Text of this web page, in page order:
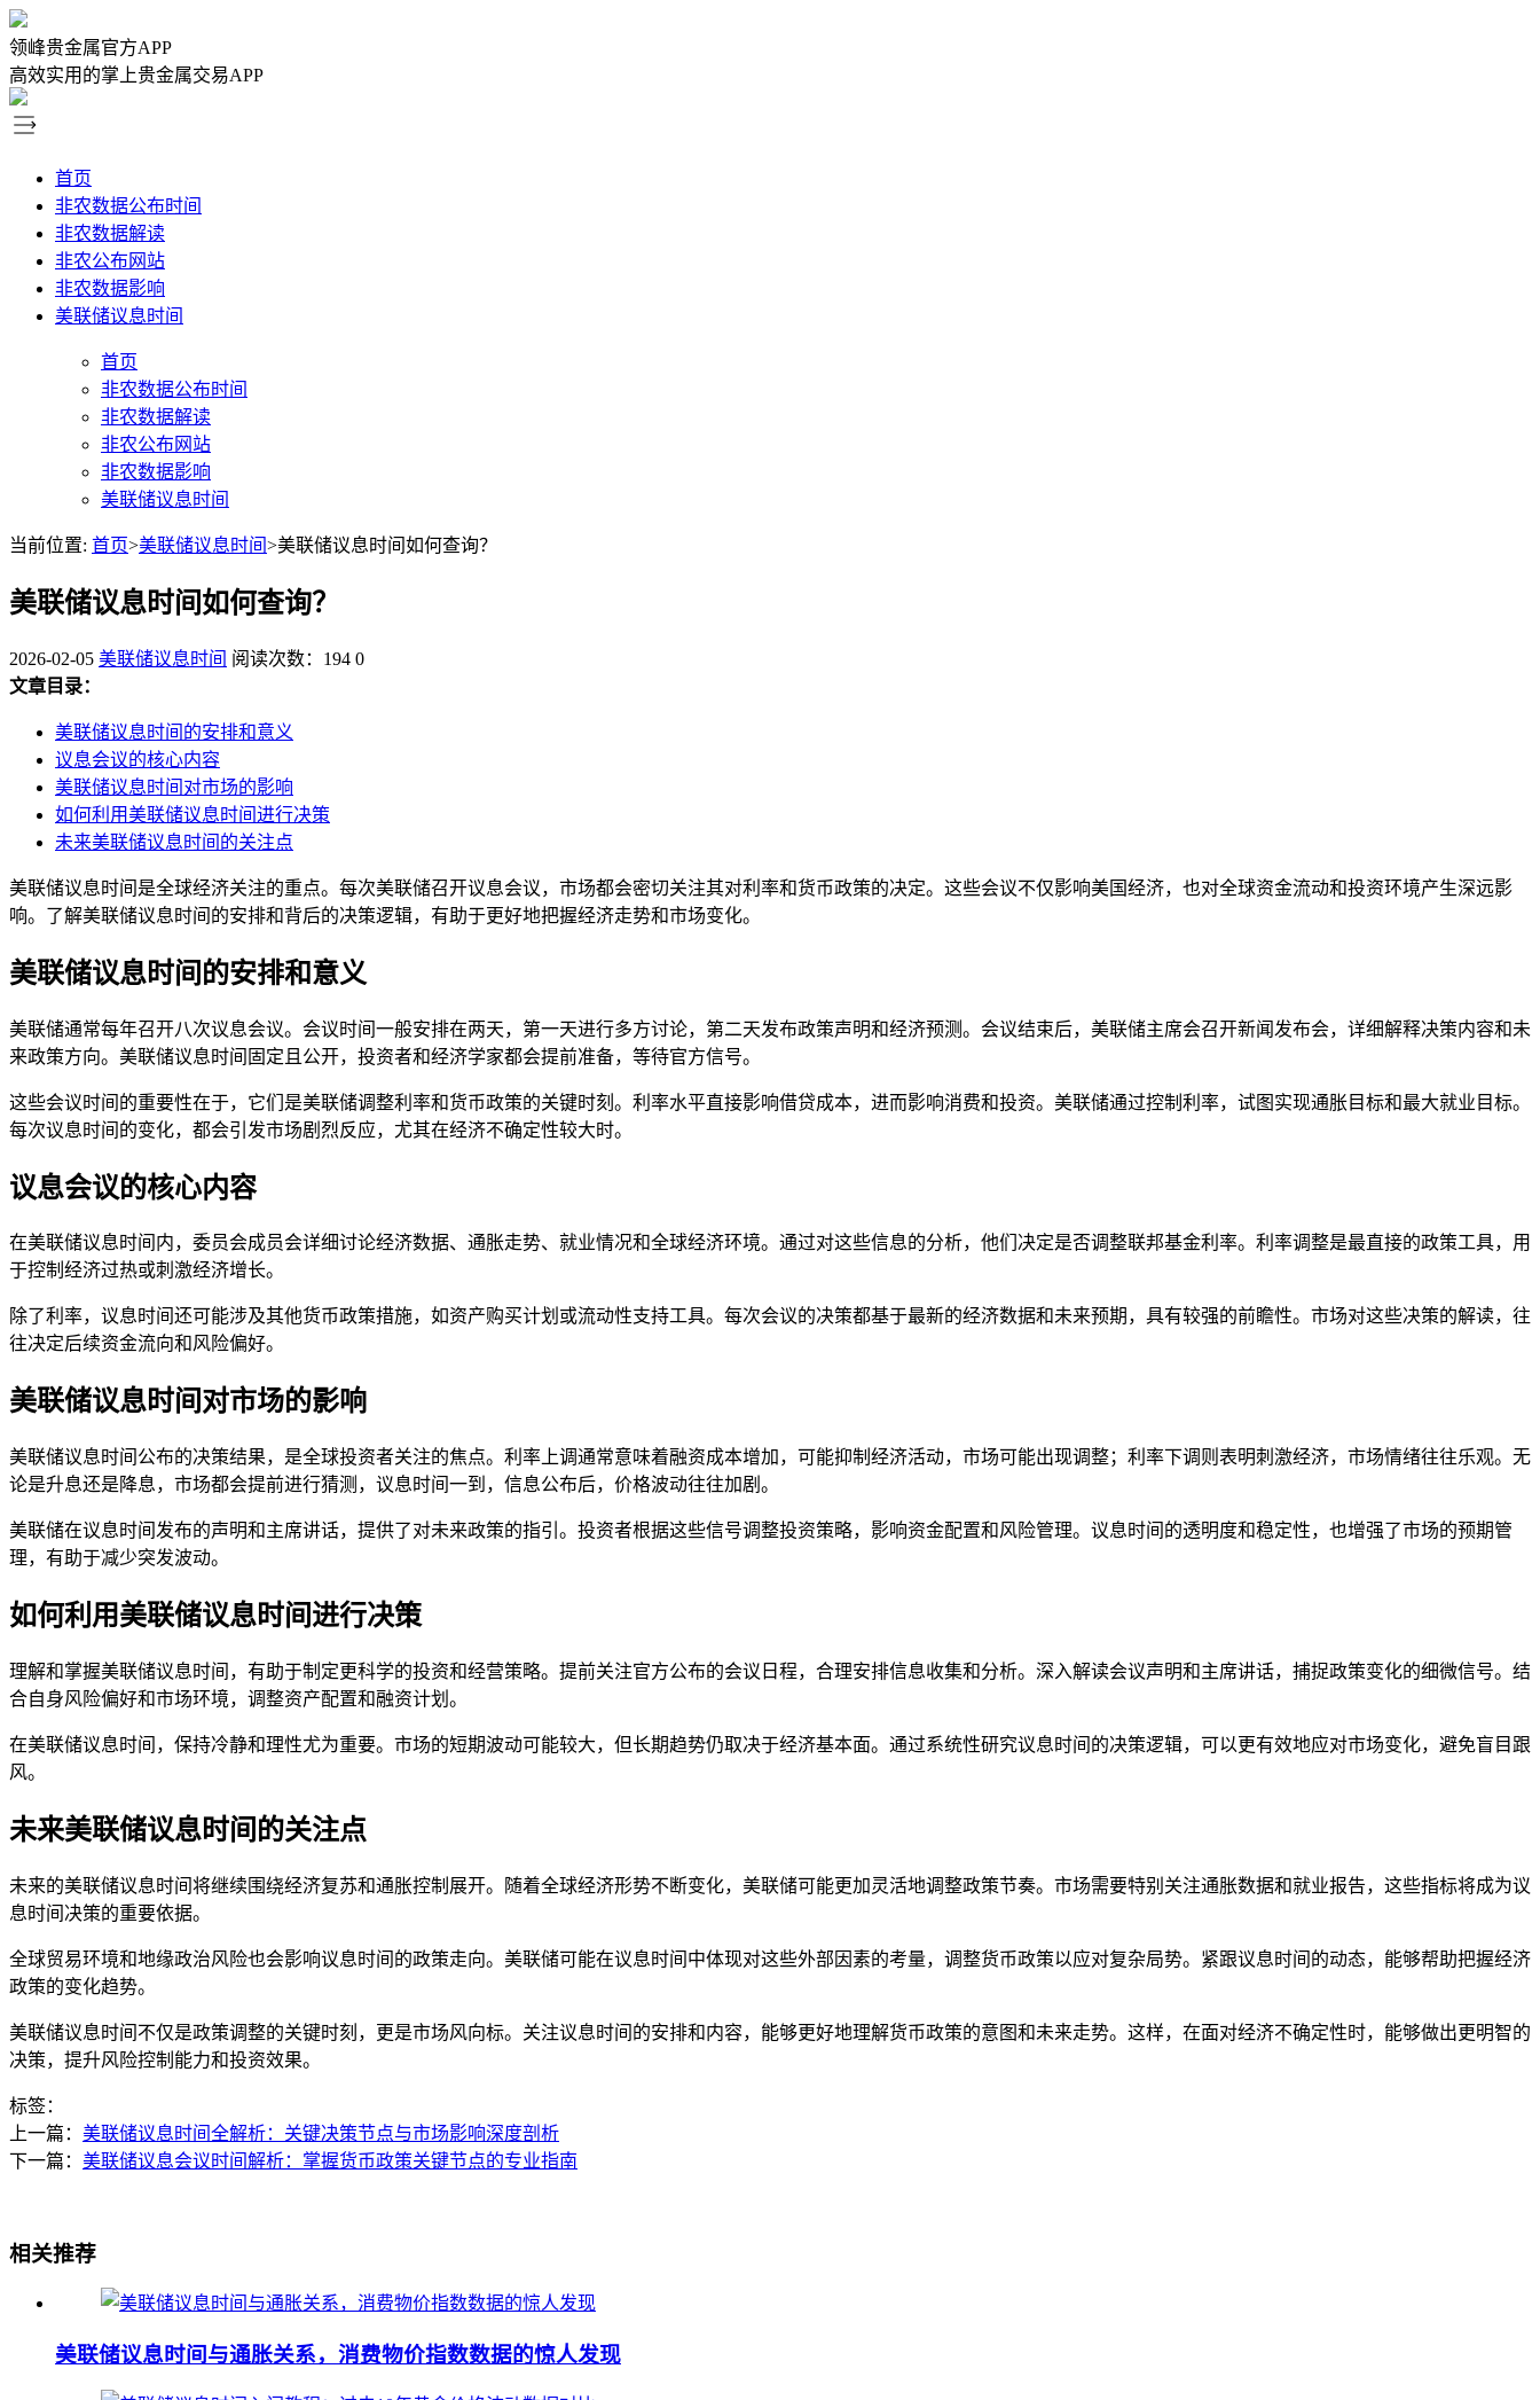
领峰贵金属官方APP
高效实用的掌上贵金属交易APP
首页
非农数据公布时间
非农数据解读
非农公布网站
非农数据影响
美联储议息时间
首页
非农数据公布时间
非农数据解读
非农公布网站
非农数据影响
美联储议息时间
当前位置: 首页>美联储议息时间>美联储议息时间如何查询？
美联储议息时间如何查询？
2026-02-05 美联储议息时间 阅读次数：194 0
文章目录：
美联储议息时间的安排和意义
议息会议的核心内容
美联储议息时间对市场的影响
如何利用美联储议息时间进行决策
未来美联储议息时间的关注点
美联储议息时间是全球经济关注的重点。每次美联储召开议息会议，市场都会密切关注其对利率和货币政策的决定。这些会议不仅影响美国经济，也对全球资金流动和投资环境产生深远影
响。了解美联储议息时间的安排和背后的决策逻辑，有助于更好地把握经济走势和市场变化。
美联储议息时间的安排和意义
美联储通常每年召开八次议息会议。会议时间一般安排在两天，第一天进行多方讨论，第二天发布政策声明和经济预测。会议结束后，美联储主席会召开新闻发布会，详细解释决策内容和未
来政策方向。美联储议息时间固定且公开，投资者和经济学家都会提前准备，等待官方信号。
这些会议时间的重要性在于，它们是美联储调整利率和货币政策的关键时刻。利率水平直接影响借贷成本，进而影响消费和投资。美联储通过控制利率，试图实现通胀目标和最大就业目标。
每次议息时间的变化，都会引发市场剧烈反应，尤其在经济不确定性较大时。
议息会议的核心内容
在美联储议息时间内，委员会成员会详细讨论经济数据、通胀走势、就业情况和全球经济环境。通过对这些信息的分析，他们决定是否调整联邦基金利率。利率调整是最直接的政策工具，用
于控制经济过热或刺激经济增长。
除了利率，议息时间还可能涉及其他货币政策措施，如资产购买计划或流动性支持工具。每次会议的决策都基于最新的经济数据和未来预期，具有较强的前瞻性。市场对这些决策的解读，往
往决定后续资金流向和风险偏好。
美联储议息时间对市场的影响
美联储议息时间公布的决策结果，是全球投资者关注的焦点。利率上调通常意味着融资成本增加，可能抑制经济活动，市场可能出现调整；利率下调则表明刺激经济，市场情绪往往乐观。无
论是升息还是降息，市场都会提前进行猜测，议息时间一到，信息公布后，价格波动往往加剧。
美联储在议息时间发布的声明和主席讲话，提供了对未来政策的指引。投资者根据这些信号调整投资策略，影响资金配置和风险管理。议息时间的透明度和稳定性，也增强了市场的预期管
理，有助于减少突发波动。
如何利用美联储议息时间进行决策
理解和掌握美联储议息时间，有助于制定更科学的投资和经营策略。提前关注官方公布的会议日程，合理安排信息收集和分析。深入解读会议声明和主席讲话，捕捉政策变化的细微信号。结
合自身风险偏好和市场环境，调整资产配置和融资计划。
在美联储议息时间，保持冷静和理性尤为重要。市场的短期波动可能较大，但长期趋势仍取决于经济基本面。通过系统性研究议息时间的决策逻辑，可以更有效地应对市场变化，避免盲目跟
风。
未来美联储议息时间的关注点
未来的美联储议息时间将继续围绕经济复苏和通胀控制展开。随着全球经济形势不断变化，美联储可能更加灵活地调整政策节奏。市场需要特别关注通胀数据和就业报告，这些指标将成为议
息时间决策的重要依据。
全球贸易环境和地缘政治风险也会影响议息时间的政策走向。美联储可能在议息时间中体现对这些外部因素的考量，调整货币政策以应对复杂局势。紧跟议息时间的动态，能够帮助把握经济
政策的变化趋势。
美联储议息时间不仅是政策调整的关键时刻，更是市场风向标。关注议息时间的安排和内容，能够更好地理解货币政策的意图和未来走势。这样，在面对经济不确定性时，能够做出更明智的
决策，提升风险控制能力和投资效果。
标签：
上一篇： 美联储议息时间全解析：关键决策节点与市场影响深度剖析
下一篇： 美联储议息会议时间解析：掌握货币政策关键节点的专业指南
相关推荐
美联储议息时间与通胀关系，消费物价指数数据的惊人发现